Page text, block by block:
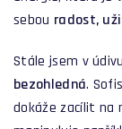
sebou radost,
Stále jsem v
bezohledná.
dokáže zacílit na